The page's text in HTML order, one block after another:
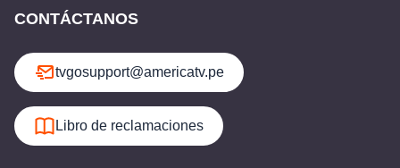
CONTÁCTANOS
tvgosupport@americatv.pe
Libro de reclamaciones